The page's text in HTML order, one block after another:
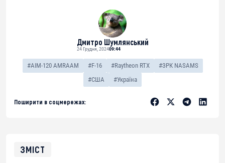
Дмитро Шумлянський
24 Грудня, 202409:44
#AIM-120 AMRAAM #F-16 #Raytheon RTX
#ЗРК NASAMS
#США
#Україна
Поширити в соцмережах:
ЗМІСТ